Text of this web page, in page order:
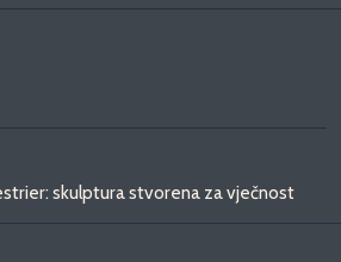
skulptura stvorena za vječnost